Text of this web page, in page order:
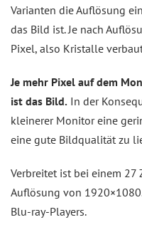
Varianten die Auflösung
das Bild ist. Je nach
Pixel, also Kristalle
Je mehr Pixel auf dem
ist das Bild. In der
kleinerer Monitor eine
eine gute Bildqualität zu
Verbreitet ist bei einem
Auflösung von
Blu-ray-Players.